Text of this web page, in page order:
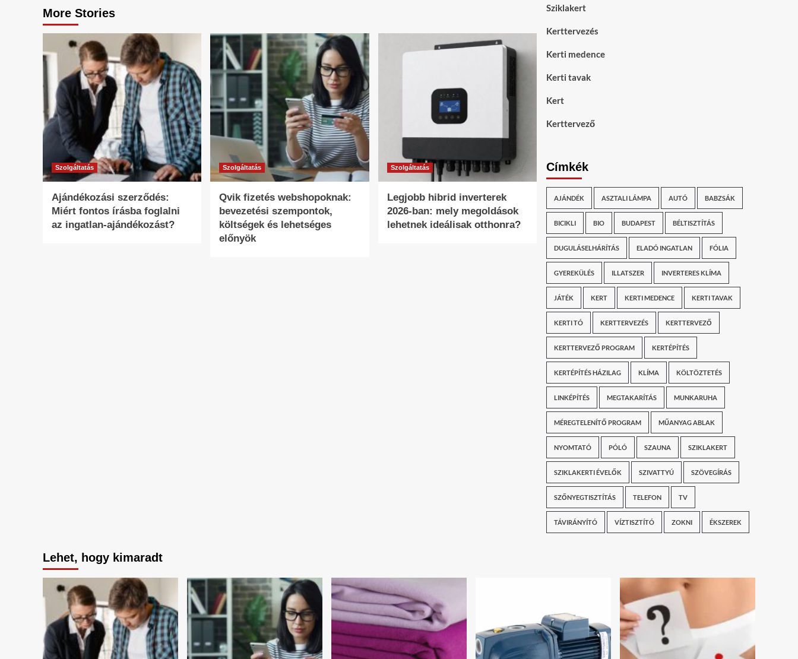
More Stories
Szolgáltatás
Ajándékozási szerződés:
Miért fontos írásba foglalni
az ingatlan-ajándékozást?
Szolgáltatás
Qvik fizetés webshopoknak:
bevezetési szempontok,
költségek és lehetséges
előnyök
Szolgáltatás
Legjobb hibrid inverterek
2026-ban: mely megoldások
lehetnek ideálisak otthonra?
Sziklakert
Kerttervezés
Kerti medence
Kerti tavak
Kert
Kerttervező
Címkék
AJÁNDÉK ASZTALI LÁMPA AUTÓ BABZSÁK
BICIKLI BIO BUDAPEST BÉLTISZTÍTÁS
DUGULÁSELHÁRÍTÁS ELADÓ INGATLAN FÓLIA
GYEREKÜLÉS ILLATSZER INVERTERES KLÍMA
JÁTÉK KERT KERTI MEDENCE KERTI TAVAK
KERTI TÓ KERTTERVEZÉS KERTTERVEZŐ
KERTTERVEZŐ PROGRAM KERTÉPÍTÉS
KERTÉPÍTÉS HÁZILAG KLÍMA KÖLTÖZTETÉS
LINKÉPÍTÉS MEGTAKARÍTÁS MUNKARUHA
MÉREGTELENÍTŐ PROGRAM MŰANYAG ABLAK
NYOMTATÓ PÓLÓ SZAUNA SZIKLAKERT
SZIKLAKERTI ÉVELŐK SZIVATTYÚ SZÖVEGÍRÁS
SZŐNYEGTISZTÍTÁS TELEFON TV
TÁVIRÁNYÍTÓ VÍZTISZTÍTÓ ZOKNI ÉKSZEREK
Lehet, hogy kimaradt